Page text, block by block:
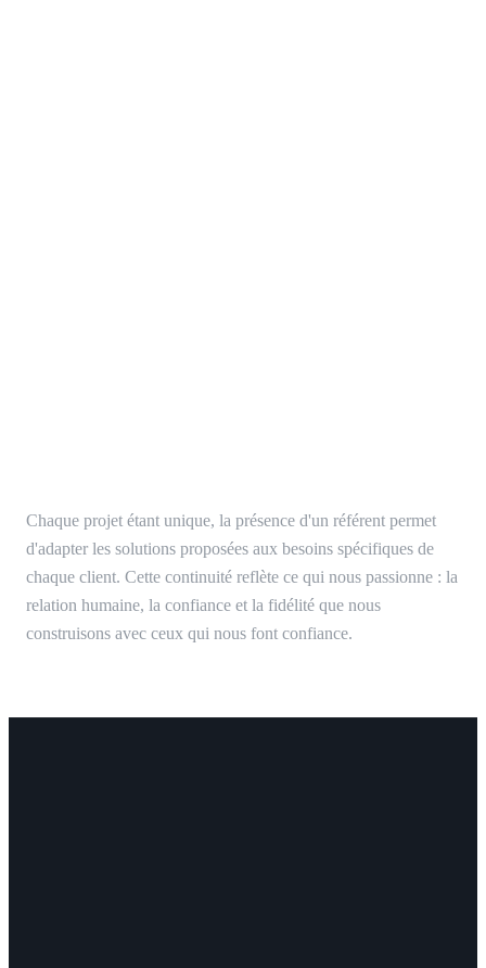
Chaque projet étant unique, la présence d'un référent permet
d'adapter les solutions proposées aux besoins spécifiques de
chaque client. Cette continuité reflète ce qui nous passionne : la
relation humaine, la confiance et la fidélité que nous
construisons avec ceux qui nous font confiance.